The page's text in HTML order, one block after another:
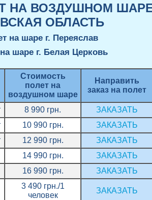
НА ВОЗДУШНОМ
ОБЛАСТЬ
на шаре г. Переяслав
шаре г. Белая Церковь
Стоимость
полет на
воздушном шаре
Направить
заказ на полет
8 990 грн.
ЗАКАЗАТЬ
10 990 грн.
ЗАКАЗАТЬ
12 990 грн.
ЗАКАЗАТЬ
14 990 грн.
ЗАКАЗАТЬ
16 990 грн.
ЗАКАЗАТЬ
3 490 грн./1
человек
ЗАКАЗАТЬ